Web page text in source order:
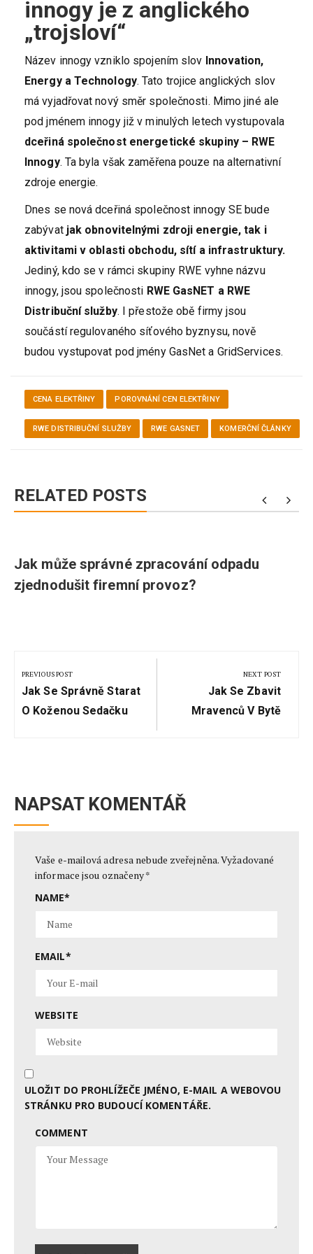
innogy je z anglického
„trojsloví“
Název innogy vzniklo spojením slov Innovation,
Energy a Technology. Tato trojice anglických slov
má vyjadřovat nový směr společnosti. Mimo jiné ale
pod jménem innogy již v minulých letech vystupovala
dceřiná společnost energetické skupiny – RWE
Innogy. Ta byla však zaměřena pouze na alternativní
zdroje energie.
Dnes se nová dceřiná společnost innogy SE bude
zabývat jak obnovitelnými zdroji energie, tak i
aktivitami v oblasti obchodu, sítí a infrastruktury.
Jediný, kdo se v rámci skupiny RWE vyhne názvu
innogy, jsou společnosti RWE GasNET a RWE
Distribuční služby. I přestože obě firmy jsou
součástí regulovaného síťového byznysu, nově
budou vystupovat pod jmény GasNet a GridServices.
CENA ELEKTŘINY POROVNÁNÍ CEN ELEKTŘINY
RWE DISTRIBUČNÍ SLUŽBY RWE GASNET KOMERČNÍ ČLÁNKY
RELATED POSTS
Jak může správné zpracování odpadu
zjednodušit firemní provoz?
pro
příspěvek
PREVIOUS POST
Previous
Post:
Jak Se Správně Starat
O Koženou Sedačku
NEXT POST
Next
Post:
Jak Se Zbavit
Mravenců V Bytě
NAPSAT KOMENTÁŘ
Vaše e-mailová adresa nebude zveřejněna.Vyžadované
informace jsou označeny*
NAME*
EMAIL*
WEBSITE
ULOŽIT DO PROHLÍŽEČE JMÉNO, E-MAIL A WEBOVOU
STRÁNKU PRO BUDOUCÍ KOMENTÁŘE.
COMMENT